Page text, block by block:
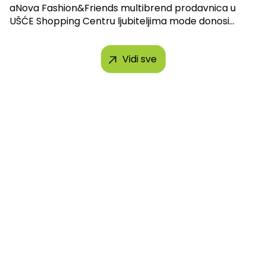
aNova Fashion&Friends multibrend prodavnica u
UŠĆE Shopping Centru ljubiteljima mode donosi...
Vidi sve